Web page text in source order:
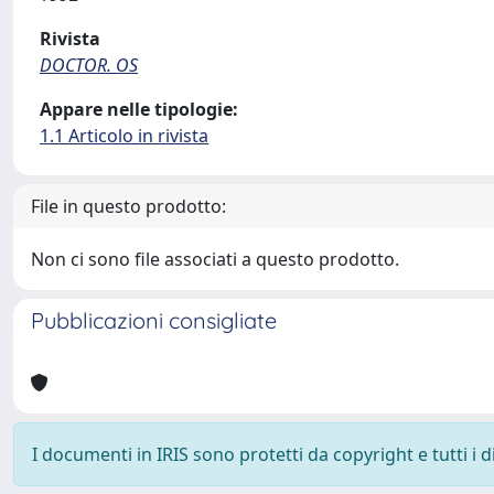
Rivista
DOCTOR. OS
Appare nelle tipologie:
1.1 Articolo in rivista
File in questo prodotto:
Non ci sono file associati a questo prodotto.
Pubblicazioni consigliate
I documenti in IRIS sono protetti da copyright e tutti i